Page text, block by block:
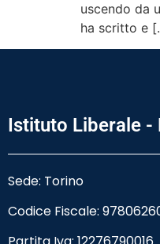
uscendo da
ha scritto e
Istituto Liberale -
Sede: Torino
Codice Fiscale: